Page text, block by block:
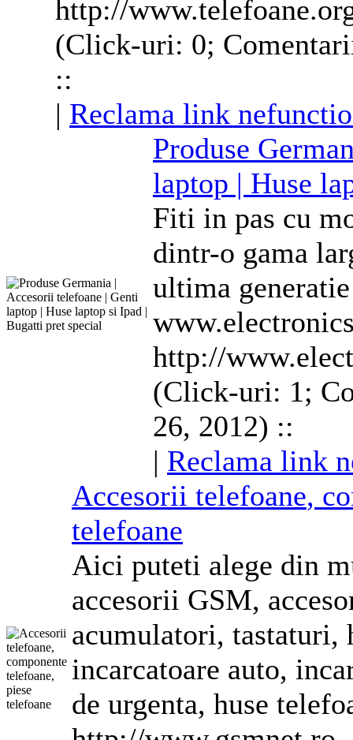
http://
(Click-uri: 0;
::
| Reclama link
Produse
laptop | Huse
Fiti in pas cu
dintr-o gama
ultima
http://
(Click-uri: 1;
26, 2012) ::
| Reclama link
Accesorii telefoane,
telefoane
Aici puteti alege din
accesorii GSM,
acumulatori, tastaturi,
incarcatoare auto,
de urgenta, huse